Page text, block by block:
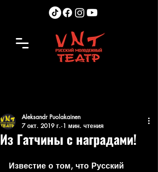
Из Гатчины с наградами!
Aleksandr Puolakainen
7 окт. 2019 г. 1 мин. чтения
Известие о том, что Русский